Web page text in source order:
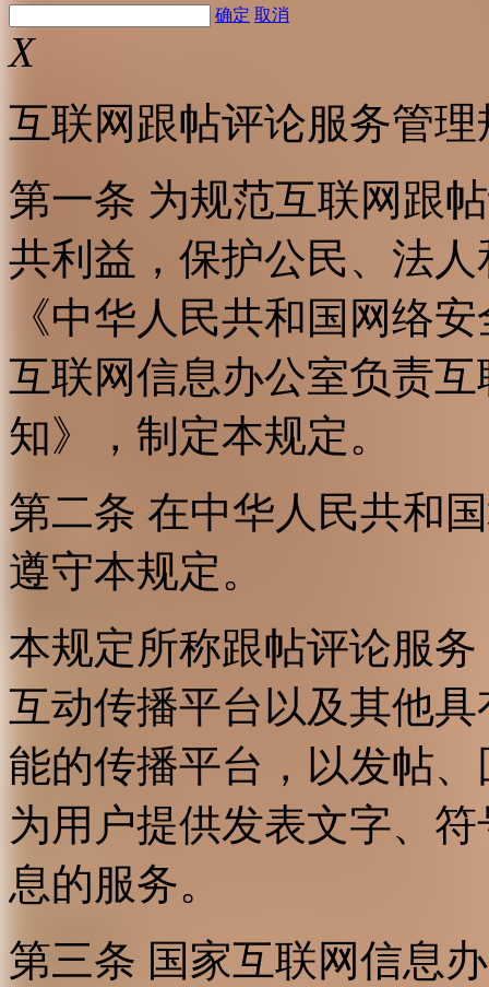
确定 取消
X
互联网跟帖评论服务管理
第一条 为规范互联网跟
共利益，保护公民、法
《中华人民共和国网络
互联网信息办公室负责
知》，制定本规定。
第二条 在中华人民共和
遵守本规定。
本规定所称跟帖评论服
互动传播平台以及其他
能的传播平台，以发帖
为用户提供发表文字、
息的服务。
第三条 国家互联网信息